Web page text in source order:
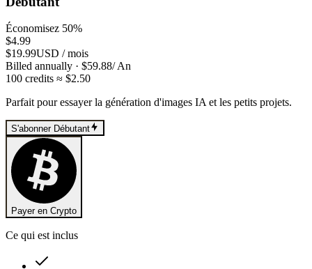
Économisez 50%
$4.99
$19.99USD /mois
Billed annually · $59.88/An
100 credits ≈ $2.50
Parfait pour essayer la génération d'images IA et les petits projets.
S'abonner Débutant
Payer en Crypto
Ce qui est inclus